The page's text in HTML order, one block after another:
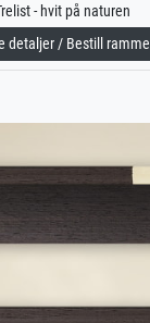
- hvit på naturen
detaljer / Bestill ramme